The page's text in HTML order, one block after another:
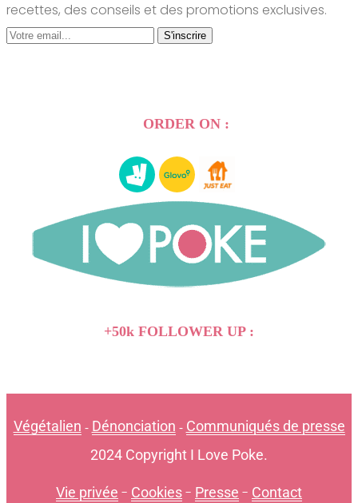
recettes, des conseils et des promotions exclusives.
S'inscrire
ORDER ON :
+50k FOLLOWER UP :
Végétalien - Dénonciation - Communiqués de presse
2024 Copyright I Love Poke.
Vie privée - Cookies- Presse - Contact